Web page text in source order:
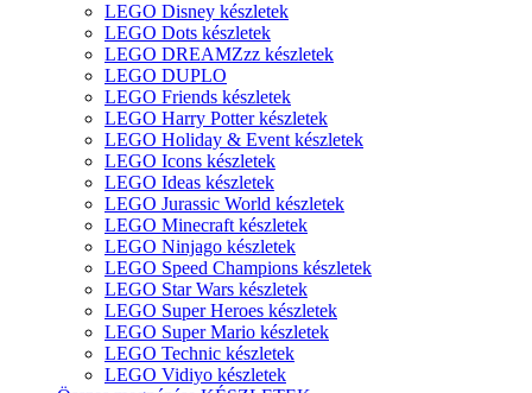
LEGO Disney készletek
LEGO Dots készletek
LEGO DREAMZzz készletek
LEGO DUPLO
LEGO Friends készletek
LEGO Harry Potter készletek
LEGO Holiday & Event készletek
LEGO Icons készletek
LEGO Ideas készletek
LEGO Jurassic World készletek
LEGO Minecraft készletek
LEGO Ninjago készletek
LEGO Speed Champions készletek
LEGO Star Wars készletek
LEGO Super Heroes készletek
LEGO Super Mario készletek
LEGO Technic készletek
LEGO Vidiyo készletek